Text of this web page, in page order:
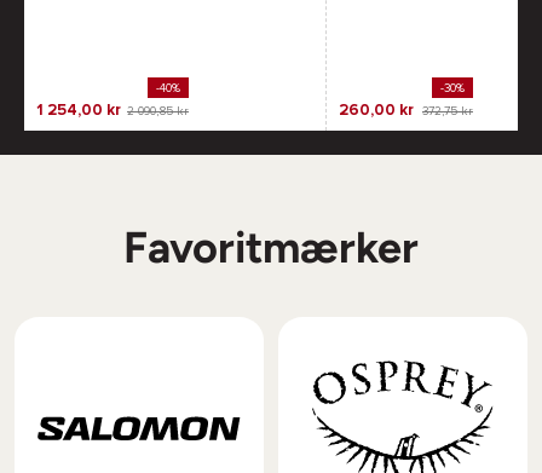
1 254,00 kr
-40%
2 090,85 kr
260,00 kr
-30%
372,75 kr
Favoritmærker